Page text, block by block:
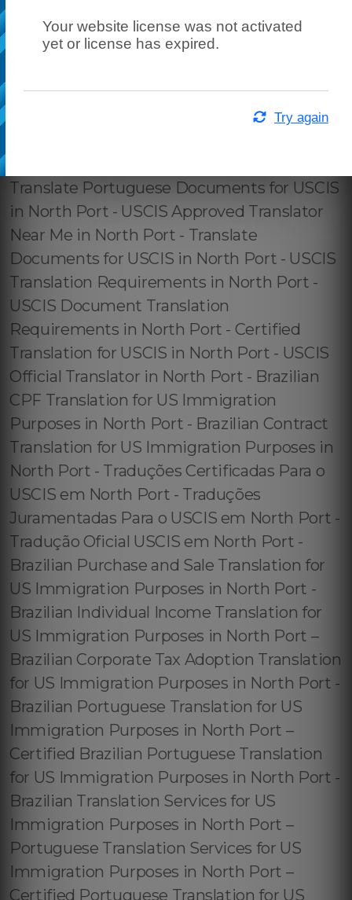
Your website license was not activated
yet or license has expired.
Try again